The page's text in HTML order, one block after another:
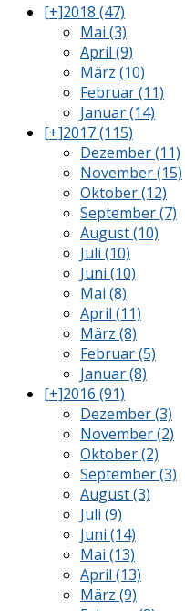
[+]2018 (47)
Mai (3)
April (9)
März (10)
Februar (11)
Januar (14)
[+]2017 (115)
Dezember (11)
November (15)
Oktober (12)
September (7)
August (10)
Juli (10)
Juni (10)
Mai (8)
April (11)
März (8)
Februar (5)
Januar (8)
[+]2016 (91)
Dezember (3)
November (2)
Oktober (2)
September (3)
August (3)
Juli (9)
Juni (14)
Mai (13)
April (13)
März (9)